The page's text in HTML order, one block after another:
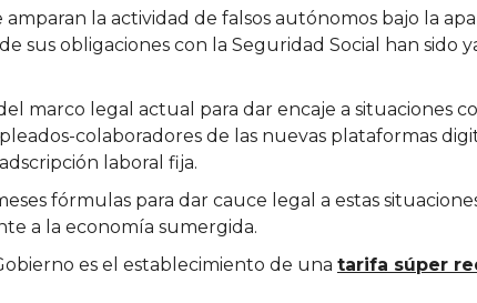
la actividad de falsos autónomos bajo la
sus obligaciones con la Seguridad Social han sido
marco legal actual para dar encaje a situaciones
colaboradores de las nuevas plataformas
laboral fija.
fórmulas para dar cauce legal a estas
a la economía sumergida.
es el establecimiento de una tarifa súper